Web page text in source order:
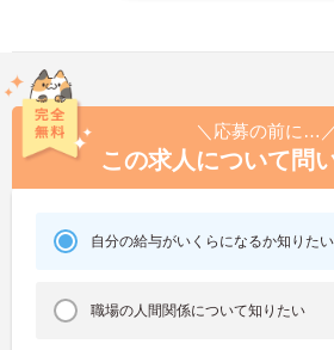
＼応募の前に…
この求人について問
自分の給与がいくらになるか知りたい
職場の人間関係について知りたい